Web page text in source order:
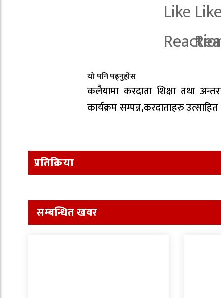
यो पनि पढ्नुहोस
कलैयामा करदाता शिक्षा तथा
कार्यक्रम सम्पन्न,करदाताहरु उत्साहित
प्रतिक्रिया
सम्बन्धित खवर